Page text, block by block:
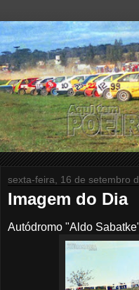
sexta-feira, 16 de setembro
Imagem do Dia
Autódromo "Aldo